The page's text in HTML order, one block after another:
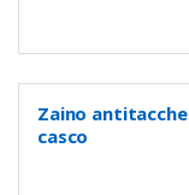
Zaino
casco